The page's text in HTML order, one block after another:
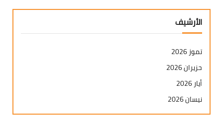
الأرشيف
تموز 2026
حزيران 2026
أيار 2026
نيسان 2026
آذار 2026